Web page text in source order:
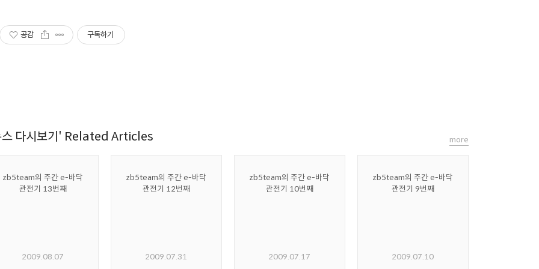
공감 구독하기
다시보기' Related Articles
zb5team의 주간 e-바닥
관전기 13번째
2009.08.07
zb5team의 주간 e-바닥
관전기 12번째
2009.07.31
zb5team의 주간 e-바닥
관전기 10번째
2009.07.17
zb5team의 주간 e-바닥
관전기 9번째
2009.07.10
more